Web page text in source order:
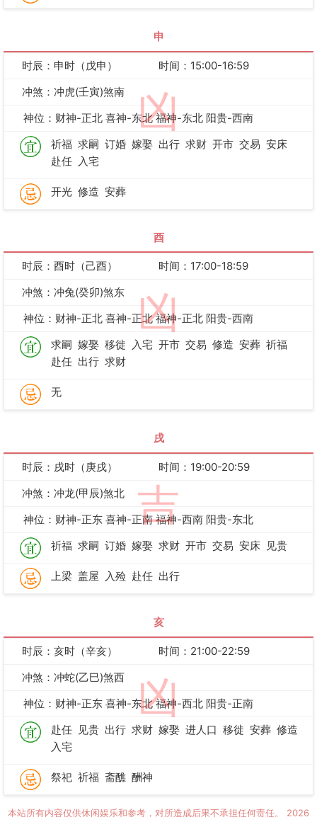
申
凶
时辰：申时（戊申）
时间：15:00-16:59
冲煞：冲虎(壬寅)煞南
神位：财神-正北 喜神-东北 福神-东北 阳贵-西南
祈福 求嗣 订婚 嫁娶 出行 求财 开市 交易 安床
赴任 入宅
开光 修造 安葬
酉
凶
时辰：酉时（己酉）
时间：17:00-18:59
冲煞：冲兔(癸卯)煞东
神位：财神-正北 喜神-正北 福神-正北 阳贵-西南
求嗣 嫁娶 移徙 入宅 开市 交易 修造 安葬 祈福
赴任 出行 求财
无
戌
吉
时辰：戌时（庚戌）
时间：19:00-20:59
冲煞：冲龙(甲辰)煞北
神位：财神-正东 喜神-正南 福神-西南 阳贵-东北
祈福 求嗣 订婚 嫁娶 求财 开市 交易 安床 见贵
上梁 盖屋 入殓 赴任 出行
亥
凶
时辰：亥时（辛亥）
时间：21:00-22:59
冲煞：冲蛇(乙巳)煞西
神位：财神-正东 喜神-东北 福神-西北 阳贵-正南
赴任 见贵 出行 求财 嫁娶 进人口 移徙 安葬 修造
入宅
祭祀 祈福 斋醮 酬神
本站所有内容仅供休闲娱乐和参考，对所造成后果不承担任何责任。 2026